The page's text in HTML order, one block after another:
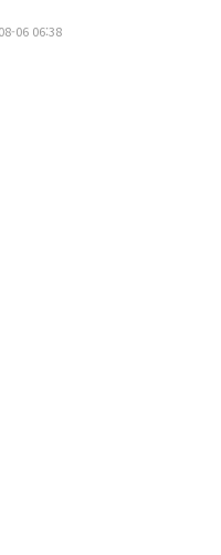
08-06 06:38